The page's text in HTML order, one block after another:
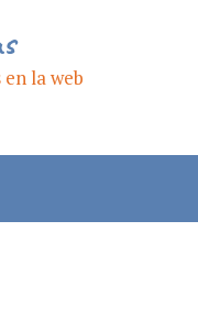
la web